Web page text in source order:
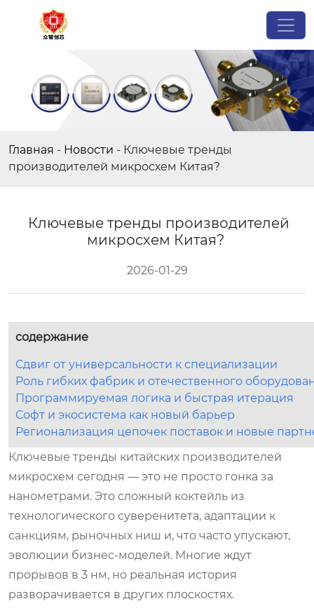
Главная - Новости - Ключевые тренды
производителей микросхем Китая?
Ключевые тренды производителей
микросхем Китая?
2026-01-29
содержание
Сдвиг от универсальности к специализации
Роль гибких фабрик и отечественного
Программируемая логика и быстрая итерация
Софт и экосистема как новый барьер
Регионализация цепочек поставок и новые
Ключевые тренды китайских производителей
микросхем сегодня — это не просто гонка за
нанометрами. Это сложный коктейль из
технологического суверенитета, адаптации к
санкциям, рыночных ниш и, что часто упускают,
эволюции бизнес-моделей. Многие ждут
прорывов в 3 нм, но реальная история
разворачивается в других плоскостях.